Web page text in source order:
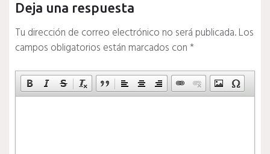
Deja una respuesta
Tu dirección de correo electrónico no será publicada.Los
campos obligatorios están marcados con*